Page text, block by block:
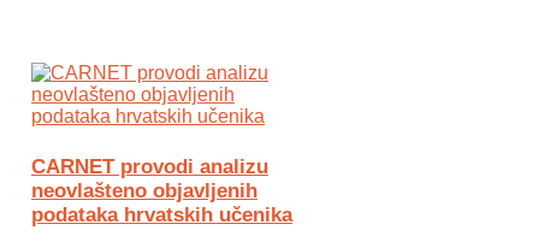
CARNET provodi analizu
neovlašteno objavljenih
podataka hrvatskih učenika